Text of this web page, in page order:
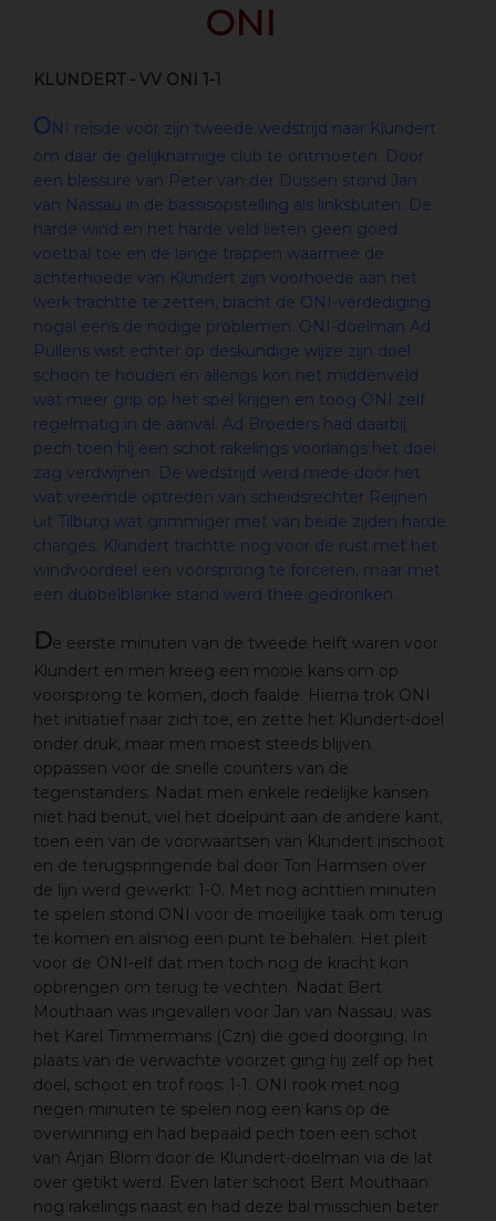
ONI
KLUNDERT - VV ONI 1-1
ONI reisde voor zijn tweede wedstrijd naar Klundert
om daar de gelijknamige club te ontmoeten. Door
een blessure van Peter van der Dussen stond Jan
van Nassau in de bassisopstelling als linksbuiten. De
harde wind en het harde veld lieten geen goed
voetbal toe en de lange trappen waarmee de
achterhoede van Klundert zijn voorhoede aan het
werk trachtte te zetten, bracht de ONI-verdediging
nogal eens de nodige problemen. ONI-doelman Ad
Pullens wist echter op deskundige wijze zijn doel
schoon te houden en allengs kon het middenveld
wat meer grip op het spel krijgen en toog ONI zelf
regelmatig in de aanval. Ad Broeders had daarbij
pech toen hij een schot rakelings voorlangs het doel
zag verdwijnen. De wedstrijd werd mede door het
wat vreemde optreden van scheidsrechter Reijnen
uit Tilburg wat grimmiger met van beide zijden harde
charges. Klundert trachtte nog voor de rust met het
windvoordeel een voorsprong te forceren, maar met
een dubbelblanke stand werd thee gedronken.
De eerste minuten van de tweede helft waren voor
Klundert en men kreeg een mooie kans om op
voorsprong te komen, doch faalde. Hierna trok ONI
het initiatief naar zich toe, en zette het Klundert-doel
onder druk, maar men moest steeds blijven
oppassen voor de snelle counters van de
tegenstanders. Nadat men enkele redelijke kansen
niet had benut, viel het doelpunt aan de andere kant,
toen een van de voorwaartsen van Klundert inschoot
en de terugspringende bal door Ton Harmsen over
de lijn werd gewerkt: 1-0. Met nog achttien minuten
te spelen stond ONI voor de moeilijke taak om terug
te komen en alsnog een punt te behalen. Het pleit
voor de ONI-elf dat men toch nog de kracht kon
opbrengen om terug te vechten. Nadat Bert
Mouthaan was ingevallen voor Jan van Nassau, was
het Karel Timmermans (Czn) die goed doorging. In
plaats van de verwachte voorzet ging hij zelf op het
doel, schoot en trof roos: 1-1. ONI rook met nog
negen minuten te spelen nog een kans op de
overwinning en had bepaald pech toen een schot
van Arjan Blom door de Klundert-doelman via de lat
over getikt werd. Even later schoot Bert Mouthaan
nog rakelings naast en had deze bal misschien beter